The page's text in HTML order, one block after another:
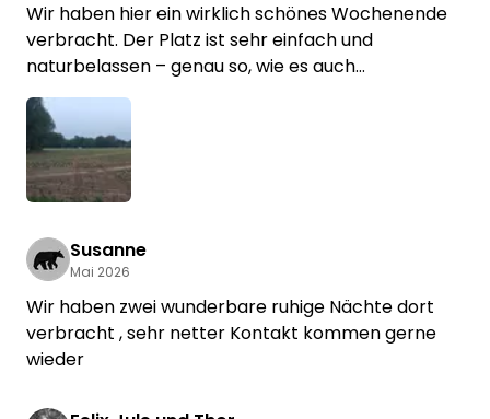
Wir haben hier ein wirklich schönes Wochenende
verbracht. Der Platz ist sehr einfach und
naturbelassen – genau so, wie es auch
beschrieben wird. Es gibt kein Wasser, keinen
Strom und keine Sanitäranlagen, was für uns völlig
in Ordnung war. Man sollte aber wissen, dass es
insgesamt wirklich noch sehr schlicht ist. Der
Stellplatz liegt auf einer Wiese beim Bauernhof,
mitten in der Natur.
Besonders schön fanden wir den Badeteich. Kein
großes Schwimmbad, sondern einfach ein
natürlicher Teich zum Schwimmen. Gerade bei
Fröschen, Libellen und den Schwalben, die tief über
Susanne
Mai 2026
Wir haben zwei wunderbare ruhige Nächte dort
verbracht , sehr netter Kontakt kommen gerne
wieder